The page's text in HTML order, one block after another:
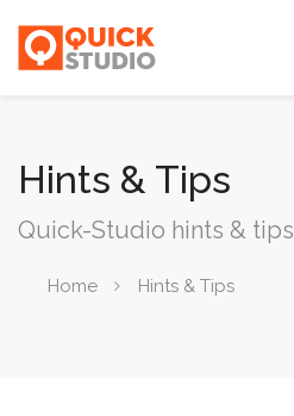
Hints & Tips
Quick-Studio hints & tips
Home Hints & Tips